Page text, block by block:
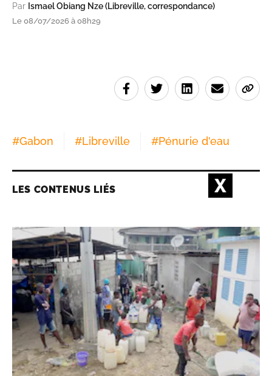
Par Ismael Obiang Nze (Libreville, correspondance)
Le 08/07/2026 à 08h29
#Gabon #Libreville #Pénurie d'eau
LES CONTENUS LIÉS